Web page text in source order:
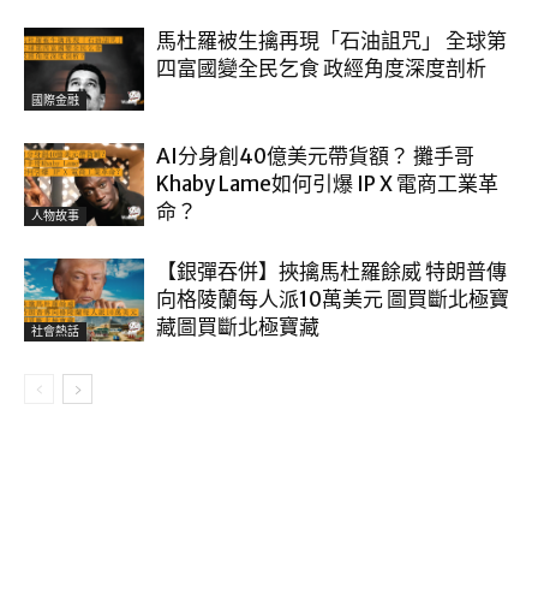
國際金融
馬杜羅被生擒再現「石油詛咒」 全球第
四富國變全民乞食 政經角度深度剖析
人物故事
AI分身創40億美元帶貨額？ 攤手哥
Khaby Lame如何引爆 IP X 電商工業革
命？
社會熱話
【銀彈吞併】挾擒馬杜羅餘威 特朗普傳
向格陵蘭每人派10萬美元 圖買斷北極寶
藏圖買斷北極寶藏